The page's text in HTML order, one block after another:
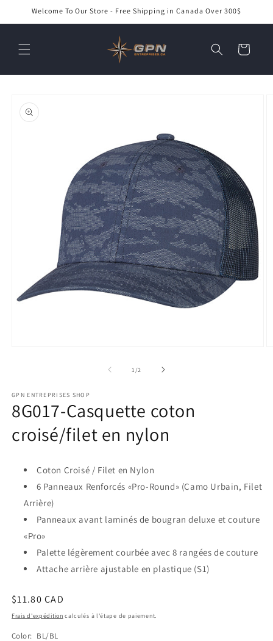
passer
au
Welcome To Our Store - Free Shipping in Canada Over 300$
Panier
informations
produits
dans
une
fenêtre
1 /de2
GPN ENTREPRISES SHOP
8G017-Casquette coton
croisé/filet en nylon
Coton Croisé / Filet en Nylon
6 Panneaux Renforcés «Pro-Round» (Camo Urbain, Filet
Arrière)
Panneaux avant laminés de bougran deluxe et couture
«Pro»
Palette légèrement courbée avec 8 rangées de couture
Attache arrière ajustable en plastique (S1)
Prix
habituel
$11.80 CAD
Frais d'expédition calculés à l'étape de paiement.
Color: BL/BL